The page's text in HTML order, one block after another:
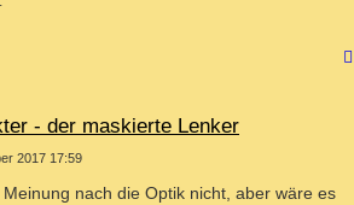
- der maskierte Lenker
2017 17:59
nach die Optik nicht, aber wäre es